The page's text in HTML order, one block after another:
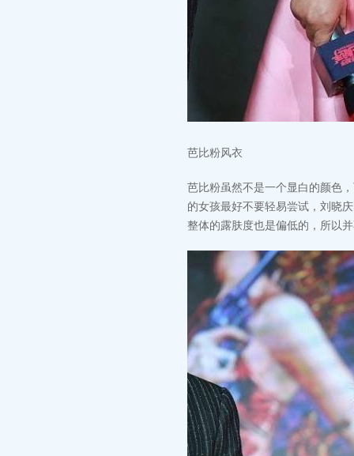
芭比粉风衣
芭比粉虽然不是一个显白的颜色
的女孩最好不要轻易尝试，刘晓
整体的露肤度也是偏低的，所以